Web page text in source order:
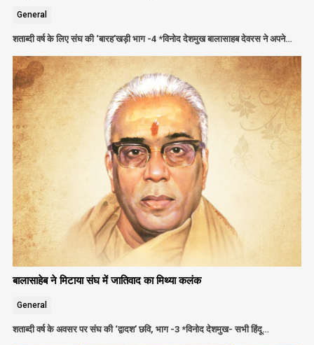
General
शताब्दी वर्ष के लिए संघ की ‘बारह’खड़ी भाग -4 *विनोद देशमुख बालासाहब देवरस ने अपने…
बालासाहेब ने मिटाया संघ में जातिवाद का मिथ्या कलंक
General
शताब्दी वर्ष के अवसर पर संघ की ‘द्वादश’ छवि, भाग -3 *विनोद देशमुख- सभी हिंदू…